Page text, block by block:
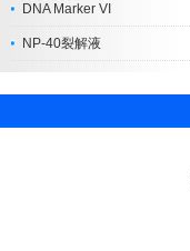
DNA Marker VI
NP-40裂解液